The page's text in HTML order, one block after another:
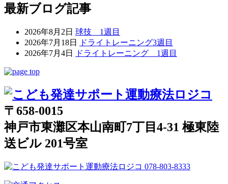
最新ブログ記事
2026年8月2日 球技 1週目
2026年7月18日
ドライトレーニング3週目
2026年7月4日
ドライトレーニング 1週目
〒658-0015
神戸市東灘区本山南町7丁目4-31 極東陸
送ビル 201号室